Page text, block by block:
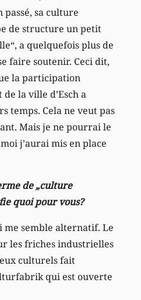
sa culture
de structure un petit
a quelquefois plus de
faire soutenir. Ceci dit,
la participation
la ville d’Esch a
temps. Cela ne veut pas
Mais je ne pourrai le
j’aurai mis en place
de „culture
quoi pour vous?
me semble alternatif. Le
les friches industrielles
culturels fait
qui est ouverte